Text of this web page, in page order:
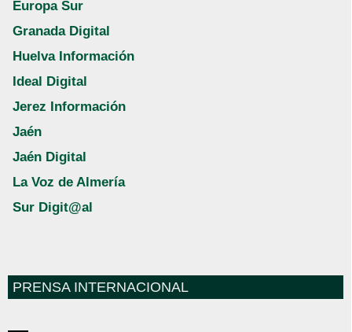
Europa Sur
Granada Digital
Huelva Información
Ideal Digital
Jerez Información
Jaén
Jaén Digital
La Voz de Almería
Sur Digit@al
PRENSA INTERNACIONAL